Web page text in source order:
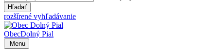
Hľadať
rozšírené vyhľadávanie
ObecDolný Pial
Menu